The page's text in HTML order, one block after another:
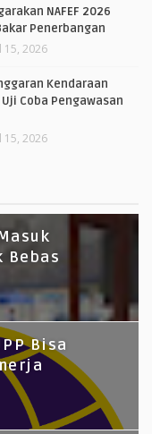
NAFEF 2026
Penerbangan
15, 2026
Kendaraan
Coba Pengawasan
15, 2026
Bebas
Bisa